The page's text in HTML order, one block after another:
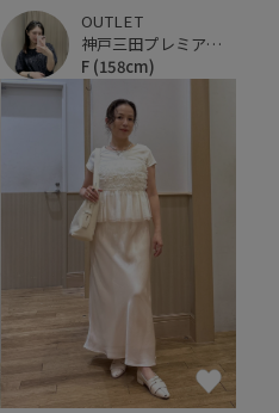
OUTLET
神戸三田プレミアム・アウトレット
F (158cm)